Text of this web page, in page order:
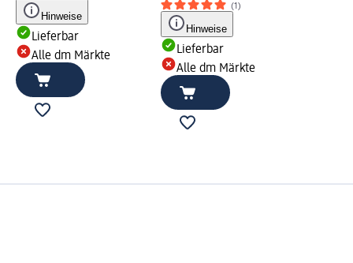
Hinweise
Lieferbar
Alle dm Märkte
(1)
Hinweise
Lieferbar
Alle dm Märkte